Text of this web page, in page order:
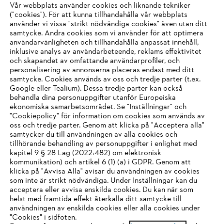
Företaget
STIHL FAQ
Service
Allmänna villkor och bestämmelser
Integritetspolicy
IHR BROWSER WIRD NICHT
UNTERSTÜTZT
Sie nutzen einen Browser, den wir noch nicht unterstützen. Für
eine optimale Nutzung unserer Seite empfehlen wir Ihnen, zu
einem der folgenden Browser zu wechseln:
Vår webbplats använder cookies och liknande tekniker
("cookies"). För att kunna tillhandahålla vår webbplats
använder vi vissa "strikt nödvändiga cookies" även utan ditt
samtycke. Andra cookies som vi använder för att optimera
användarvänligheten och tillhandahålla anpassat innehåll,
inklusive analys av användarbeteende, reklams effektivitet
och skapandet av omfattande användarprofiler, och
personalisering av annonserna placeras endast med ditt
samtycke. Cookies används av oss och tredje parter (t.ex.
Google eller Tealium). Dessa tredje parter kan också
behandla dina personuppgifter utanför Europeiska
ekonomiska samarbetsområdet. Se "Inställningar" och
"Cookiepolicy" för information om cookies som används av
oss och tredje parter. Genom att klicka på "Acceptera alla"
samtycker du till användningen av alla cookies och
tillhörande behandling av personuppgifter i enlighet med
kapitel 9 § 28 Lag (2022:482) om elektronisk
kommunikation) och artikel 6 (1) (a) i GDPR. Genom att
klicka på "Avvisa Alla" avisar du användningen av cookies
som inte är strikt nödvändiga. Under Inställningar kan du
acceptera eller avvisa enskilda cookies. Du kan när som
helst med framtida effekt återkalla ditt samtycke till
användningen av enskilda cookies eller alla cookies under
"Cookies" i sidfoten.